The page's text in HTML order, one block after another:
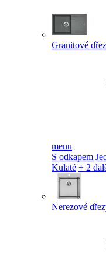
Granitové
menu
S odkapem
Kulaté + 2
Nerezové